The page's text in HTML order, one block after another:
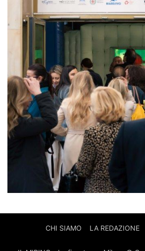
CHI SIAMO LA REDAZIONE